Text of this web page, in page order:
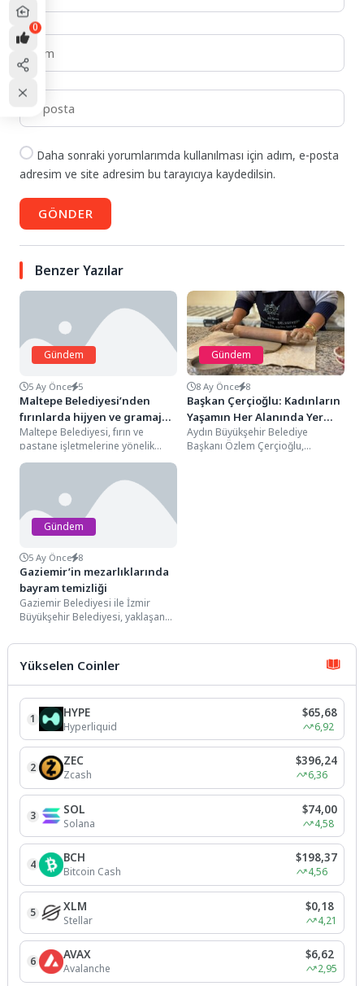
Daha sonraki yorumlarımda kullanılması için adım, e-posta
adresim ve site adresim bu tarayıcıya kaydedilsin.
GÖNDER
Benzer Yazılar
Gündem
5 Ay Önce 5
Maltepe Belediyesi’nden
fırınlarda hijyen ve gramaj
denetimi
Maltepe Belediyesi, fırın ve
pastane işletmelerine yönelik
denetim gerçekleştirdi.
işletmelerdeki ürünleri; hijyen,...
Gündem
8 Ay Önce 8
Başkan Çerçioğlu: Kadınların
Yaşamın Her Alanında Yer
Alabilmeleri İçin
Çalışmalarımızı
Aydın Büyükşehir Belediye
Başkanı Özlem Çerçioğlu,
Gündem
5 Ay Önce 8
Gaziemir’in mezarlıklarında
bayram temizliği
Gaziemir Belediyesi ile İzmir
Büyükşehir Belediyesi, yaklaşan
ilçedeki mezarlıklarda detaylı
temizlik çalışması...
Yükselen Coinler
1 HYPE
Hyperliquid
$65,68
6,92
2 ZEC
Zcash
$396,24
6,36
3 SOL
Solana
$74,00
4,58
4 BCH
Bitcoin Cash
$198,37
4,56
5 XLM
Stellar
$0,18
4,21
6 AVAX
Avalanche
$6,62
2,95
0